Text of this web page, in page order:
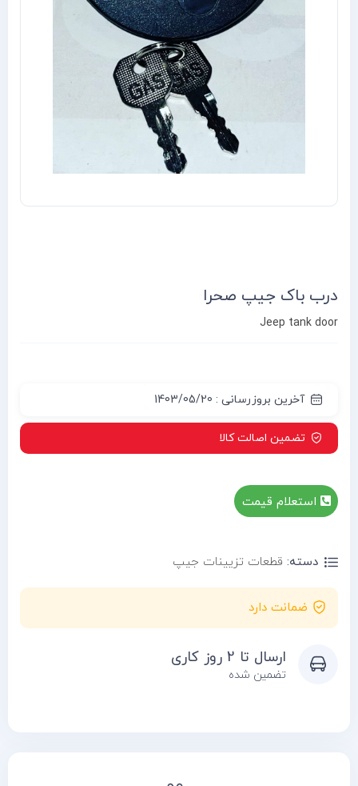
درب باک جیپ صحرا
Jeep tank door
آخرین بروزرسانی : 1403/05/20
تضمین اصالت کالا
استعلام قیمت
دسته: قطعات تزیینات جیپ
ضمانت دارد
ارسال تا 2 روز کاری
تضمین شده